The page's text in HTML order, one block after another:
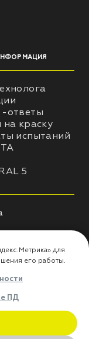
ответы
на краску
испытаний
5
«Яндекс.Метрика»
улучшения его